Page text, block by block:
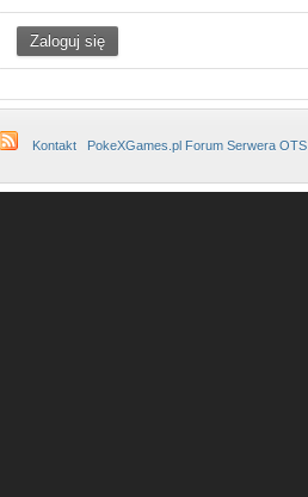
Kontakt PokeXGames.pl Forum Serwera OTS